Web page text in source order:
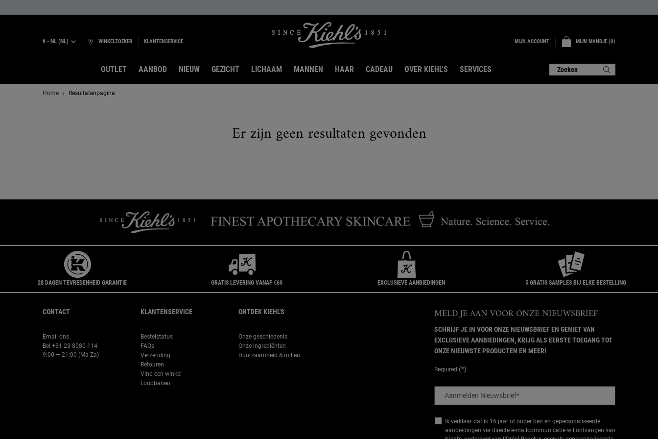
€ - NL (NL) WINKELZOEKER KLANTENSERVICE MIJN ACCOUNT MIJN MANDJE 0
0 PRODUCT
OUTLET AANBOD NIEUW GEZICHT LICHAAM MANNEN HAAR CADEAU OVER KIEHL'S SERVICES Zoeken
Home Resultatenpagina
Er zijn geen resultaten gevonden
28 DAGEN TEVREDENHEID GARANTIE GRATIS LEVERING VANAF €60 EXCLUSIEVE AANBIEDINGEN 5 GRATIS SAMPLES BIJ ELKE BESTELLING
CONTACT
Email ons
Bel +31 23 8080 114
9:00 — 21:00 (Ma-Za)
KLANTENSERVICE
Bestelstatus
FAQs
Verzending
Retouren
Vind een winkel
Loopbanen
ONTDEK KIEHL'S
Onze geschiedenis
Onze ingrediënten
Duurzaamheid & milieu
MELD JE AAN VOOR ONZE NIEUWSBRIEF
SCHRIJF JE IN VOOR ONZE NIEUWSBRIEF EN GENIET VAN
EXCLUSIEVE AANBIEDINGEN, KRIJG ALS EERSTE TOEGANG TOT
ONZE NIEUWSTE PRODUCTEN EN MEER!
Required (*)
Aanmelden Nieuwsbrief*
Ik verklaar dat ik 16 jaar of ouder ben en gepersonaliseerde
aanbiedingen via directe e-mailcommunicatie wil ontvangen van